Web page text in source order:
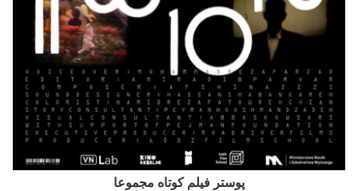
پوستر فیلم کوتاه مجموعا